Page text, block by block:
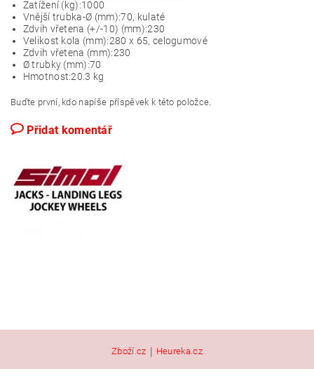
Zatížení (kg):1000
Vnější trubka-Ø (mm):70, kulaté
Zdvih vřetena (+/-10) (mm):230
Velikost kola (mm):280 x 65, celogumové
Zdvih vřetena (mm):230
Ø trubky (mm):70
Hmotnost:20.3 kg
Buďte první, kdo napíše příspěvek k této položce.
Přidat komentář
Zboží.cz | Heureka.cz